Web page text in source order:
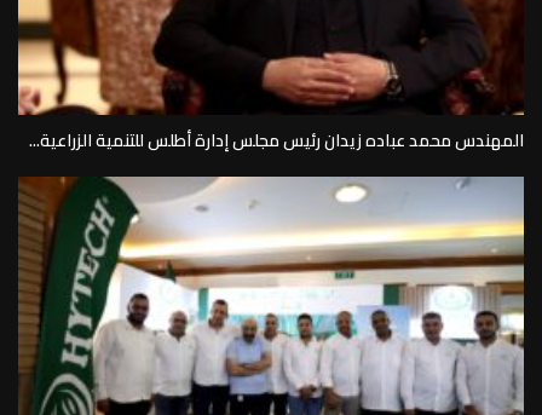
المهندس محمد عباده زيدان رئيس مجلس إدارة أطلس للتنمية الزراعية...